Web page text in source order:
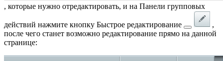
, которые нужно отредактировать, и на Панели групповых
действий нажмите кнопку Быстрое редактирование
,
после чего станет возможно редактирование прямо на данной
странице: